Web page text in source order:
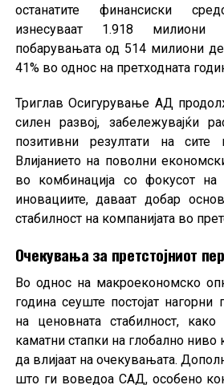
останатите финансиски
изнесуваат 1.918
побарувањата од 514 милиони
41% во однос на претходната
Триглав Осигурување АД
силен развој, забележувајќи
позитивни резултати на сите
Влијанието на поволни
во комбинација со фокусот на
иновациите, даваат добар
стабилност на компанијата во
Очекувања за претстојниот
Во однос на макроекономско
година сеуште постојат
на ценовната стабилност,
каматни стапки на глобално
да влијаат на oчекувањата.
што ги воведоа САД, особено